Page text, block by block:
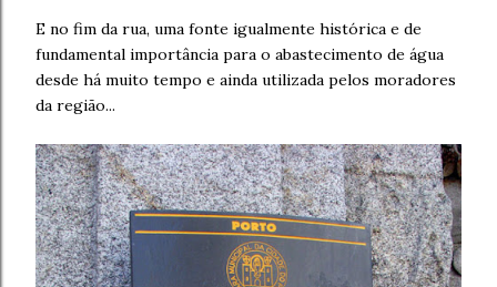
E no fim da rua, uma fonte igualmente histórica e de
fundamental importância para o abastecimento de água
desde há muito tempo e ainda utilizada pelos moradores
da região...